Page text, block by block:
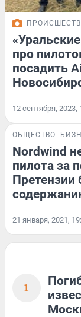
про
посадить
12 сентября, 2023,
ОБЩЕСТВО
Nordwind
пилота за
Претензии
21 января, 2021,
1